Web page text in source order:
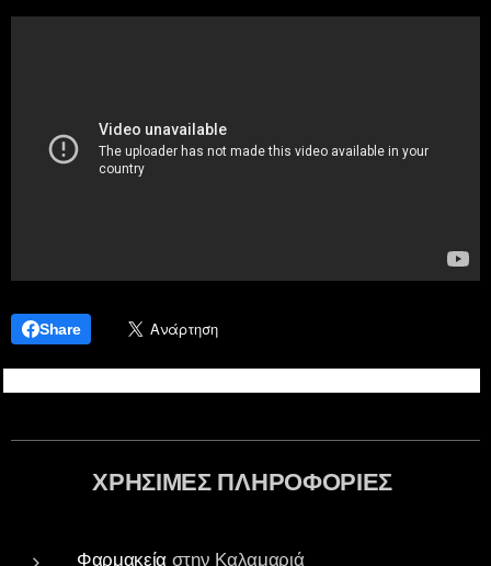
Share
ΧΡΗΣΙΜΕΣ ΠΛΗΡΟΦΟΡΙΕΣ
Φαρμακεία στην Καλαμαριά